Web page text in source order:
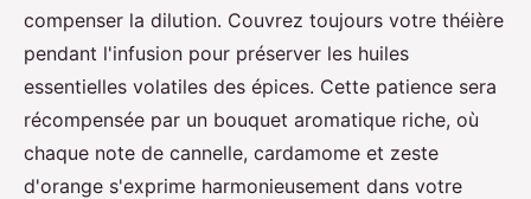
compenser la dilution. Couvrez toujours votre théière
pendant l'infusion pour préserver les huiles
essentielles volatiles des épices. Cette patience sera
récompensée par un bouquet aromatique riche, où
chaque note de cannelle, cardamome et zeste
d'orange s'exprime harmonieusement dans votre